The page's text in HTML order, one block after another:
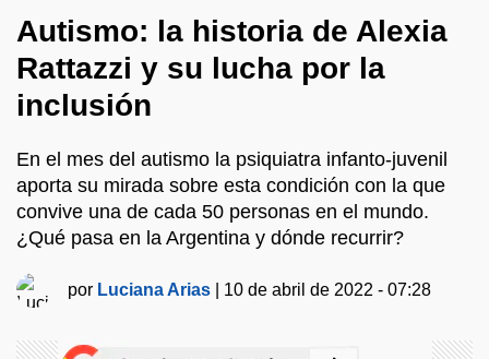
Autismo: la historia de Alexia
Rattazzi y su lucha por la
inclusión
En el mes del autismo la psiquiatra infanto-juvenil
aporta su mirada sobre esta condición con la que
convive una de cada 50 personas en el mundo.
¿Qué pasa en la Argentina y dónde recurrir?
por Luciana Arias 10 de abril de 2022 - 07:28